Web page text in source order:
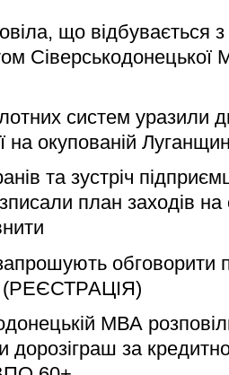
що відбувається з
Сіверськодонецької
систем уразили
на окупованій
та зустріч
план заходів на
обговорити
(РЕЄСТРАЦІЯ)
МВА
дорозіграш за